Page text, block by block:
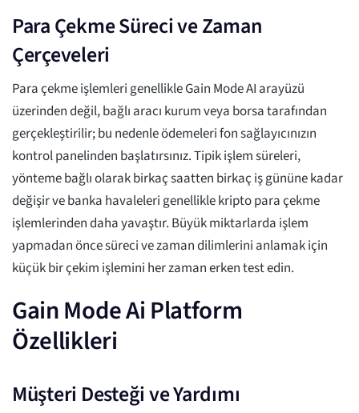
Para Çekme Süreci ve Zaman
Çerçeveleri
Para çekme işlemleri genellikle Gain Mode AI arayüzü
üzerinden değil, bağlı aracı kurum veya borsa tarafından
gerçekleştirilir; bu nedenle ödemeleri fon sağlayıcınızın
kontrol panelinden başlatırsınız. Tipik işlem süreleri,
yönteme bağlı olarak birkaç saatten birkaç iş gününe kadar
değişir ve banka havaleleri genellikle kripto para çekme
işlemlerinden daha yavaştır. Büyük miktarlarda işlem
yapmadan önce süreci ve zaman dilimlerini anlamak için
küçük bir çekim işlemini her zaman erken test edin.
Gain Mode Ai Platform
Özellikleri
Müşteri Desteği ve Yardımı